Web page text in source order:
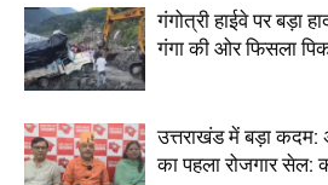
गंगोत्री हाईवे पर बड़ा
गंगा की ओर फिसला
उत्तराखंड में बड़ा कदम:
का पहला रोजगार सेल: